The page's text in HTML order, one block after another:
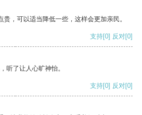
，可以适当降低一些，这样会更加亲民。
支持[0] 反对[0]
听了让人心旷神怡。
支持[0] 反对[0]